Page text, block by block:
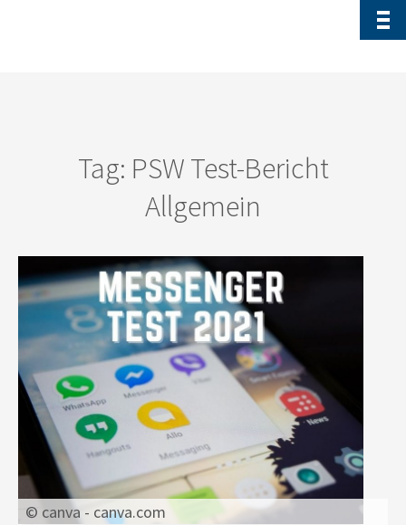
Tag: PSW Test-Bericht
Allgemein
© canva - canva.com